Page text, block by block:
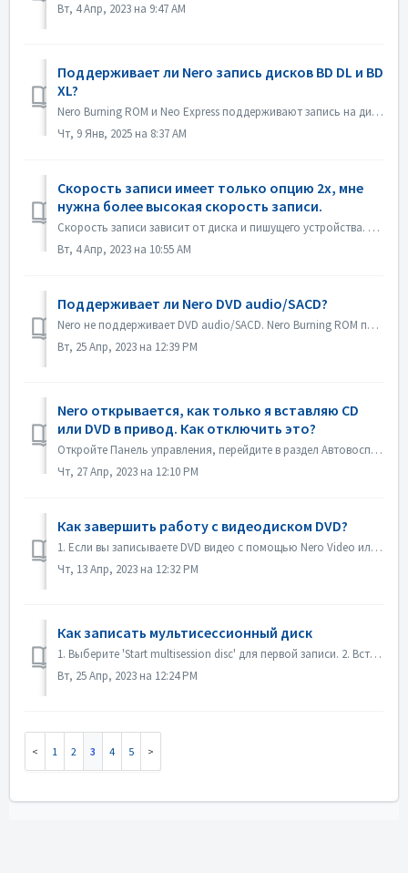
Вт, 4 Апр, 2023 на 9:47 AM
Поддерживает ли Nero запись дисков BD DL и BD
XL?
Nero Burning ROM и Neo Express поддерживают запись на диски BD DL (50 ГБ) и BD XL (100 ГБ и 128 ГБ). Nero Video поддерживает запись на диски BD DL (50 ГБ). ...
Чт, 9 Янв, 2025 на 8:37 AM
Скорость записи имеет только опцию 2x, мне
нужна более высокая скорость записи.
Скорость записи зависит от диска и пишущего устройства. Nero Burning ROM автоматически определяет устройство записи дисков и диск и указывает доступную скор...
Вт, 4 Апр, 2023 на 10:55 AM
Поддерживает ли Nero DVD audio/SACD?
Nero не поддерживает DVD audio/SACD. Nero Burning ROM поддерживает только запись аудио CD в 44100 гц.
Вт, 25 Апр, 2023 на 12:39 PM
Nero открывается, как только я вставляю CD
или DVD в привод. Как отключить это?
Откройте Панель управления, перейдите в раздел Автовоспроизведение. Найдите настройку каждого DVD или CD. Установите значение "Спрашивать меня каждый р...
Чт, 27 Апр, 2023 на 12:10 PM
Как завершить работу с видеодиском DVD?
1. Если вы записываете DVD видео с помощью Nero Video или Nero Burning ROM, диск будет финализирован автоматически и будет воспроизводиться на большинстве п...
Чт, 13 Апр, 2023 на 12:32 PM
Как записать мультисессионный диск
1. Выберите 'Start multisession disc' для первой записи. 2. Вставьте записанный диск снова. Выберите "Продолжить мультисессионный диск&qu...
Вт, 25 Апр, 2023 на 12:24 PM
1 2 3 4 5